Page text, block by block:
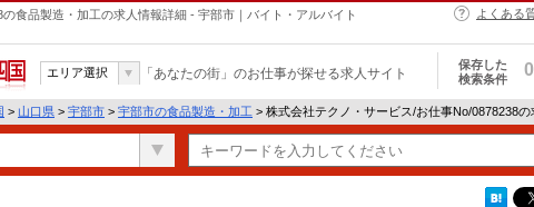
食品製造・加工の求人情報詳細 - 宇部市｜バイト・アルバイト
よくある
エリア選択 「あなたの街」のお仕事が探せる求人サイト
保存した
検索条件
0
> 山口県 > 宇部市 > 宇部市の食品製造・加工 > 株式会社テクノ・サービス/お仕事No/0878238